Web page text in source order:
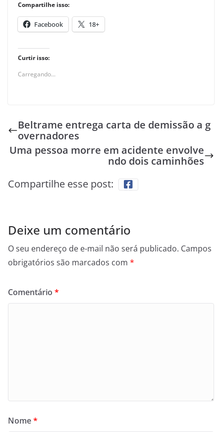
Compartilhe isso:
Facebook 18+
Curtir isso:
Carregando...
Beltrame entrega carta de demissão a g
overnadores
Uma pessoa morre em acidente envolve
ndo dois caminhões
Compartilhe esse post:
Deixe um comentário
O seu endereço de e-mail não será publicado. Campos
obrigatórios são marcados com *
Comentário *
Nome*